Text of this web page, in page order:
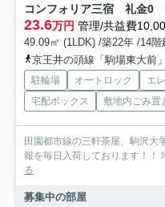
コンフォリア三宿 礼金0
23.6万円 管理/共益費
49.09㎡ (1LDK) /築22年 /14階
京王井の頭線「駒場東大前
駐輪場 オートロック エ
宅配ボックス
敷地内ごみ置
田園都市線の三軒茶屋、駒沢大
報を毎日入荷しております！！
る
募集中の部屋